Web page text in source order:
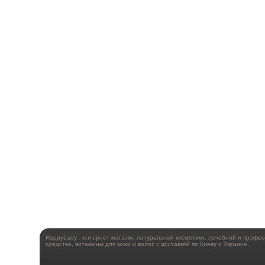
HappyLady - интернет магазин натуральной косметики, лечебной и
средства, витамины для кожи и волос с доставкой по Киеву и Украине.